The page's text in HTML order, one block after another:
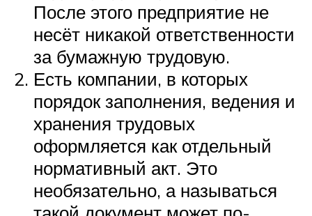
После этого предприятие не
несёт никакой ответственности
за бумажную трудовую.
Есть компании, в которых
порядок заполнения, ведения и
хранения трудовых
оформляется как отдельный
нормативный акт. Это
необязательно, а называться